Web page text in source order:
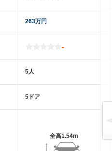
263万円
-
5人
5ドア
全高1.54m